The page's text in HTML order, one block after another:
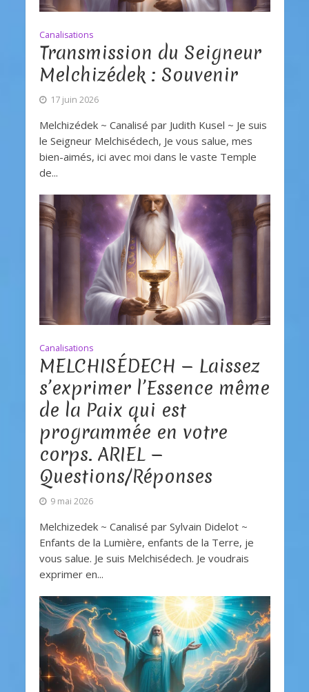
Canalisations
Transmission du Seigneur
Melchizédek : Souvenir
17 juin 2026
Melchizédek ~ Canalisé par Judith Kusel ~ Je suis
le Seigneur Melchisédech, Je vous salue, mes
bien-aimés, ici avec moi dans le vaste Temple
de...
Canalisations
MELCHISÉDECH — Laissez
s’exprimer l’Essence même
de la Paix qui est
programmée en votre
corps. ARIEL —
Questions/Réponses
9 mai 2026
Melchizedek ~ Canalisé par Sylvain Didelot ~
Enfants de la Lumière, enfants de la Terre, je
vous salue. Je suis Melchisédech. Je voudrais
exprimer en...